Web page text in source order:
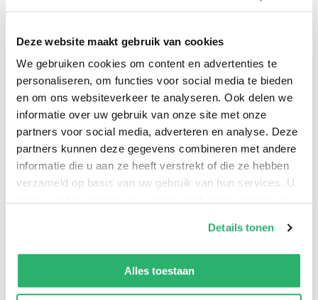
Deze website maakt gebruik van cookies
We gebruiken cookies om content en advertenties te
personaliseren, om functies voor social media te bieden
en om ons websiteverkeer te analyseren. Ook delen we
informatie over uw gebruik van onze site met onze
partners voor social media, adverteren en analyse. Deze
partners kunnen deze gegevens combineren met andere
informatie die u aan ze heeft verstrekt of die ze hebben
verzameld op basis van uw gebruik van hun services. U
kunnen ontvangen en verwerken.
Details tonen
Alles toestaan
Test your powers of logic with these fun Su Doku
puzzles. For anyone who loves the challenge of Su Doku
but manages to solve them within minutes, you can
now enjoy the extended mental workout and ultimate
endurance test of a five grid interlinked system.